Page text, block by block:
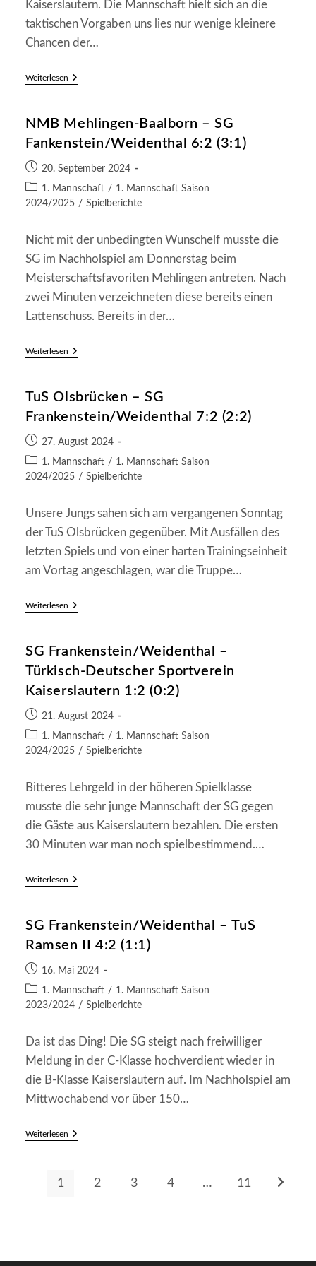
Kaiserslautern. Die Mannschaft hielt sich an die
taktischen Vorgaben uns lies nur wenige kleinere
Chancen der…
WeiterlesenTSG
SG
NMB Mehlingen-Baalborn – SG
Fankenstein/Weidenthal 6:2 (3:1)
Beitrag
veröffentlicht:
20. September 2024
Beitrags-
Kategorie:
1. Mannschaft / 1. Mannschaft Saison
2024/2025 / Spielberichte
Nicht mit der unbedingten Wunschelf musste die
SG im Nachholspiel am Donnerstag beim
Meisterschaftsfavoriten Mehlingen antreten. Nach
zwei Minuten verzeichneten diese bereits einen
Lattenschuss. Bereits in der…
WeiterlesenNMB
SG
6:2
TuS Olsbrücken – SG
Frankenstein/Weidenthal 7:2 (2:2)
Beitrag
veröffentlicht:
27. August 2024
Beitrags-
Kategorie:
1. Mannschaft / 1. Mannschaft Saison
2024/2025 / Spielberichte
Unsere Jungs sahen sich am vergangenen Sonntag
der TuS Olsbrücken gegenüber. Mit Ausfällen des
letzten Spiels und von einer harten Trainingseinheit
am Vortag angeschlagen, war die Truppe…
WeiterlesenTuS
Frankenstein/Weidenthal
(2:2)
SG Frankenstein/Weidenthal –
Türkisch-Deutscher Sportverein
Kaiserslautern 1:2 (0:2)
Beitrag
veröffentlicht:
21. August 2024
Beitrags-
Kategorie:
1. Mannschaft / 1. Mannschaft Saison
2024/2025 / Spielberichte
Bitteres Lehrgeld in der höheren Spielklasse
musste die sehr junge Mannschaft der SG gegen
die Gäste aus Kaiserslautern bezahlen. Die ersten
30 Minuten war man noch spielbestimmend.…
WeiterlesenSG
Deutscher
Kaiserslautern
(0:2)
SG Frankenstein/Weidenthal – TuS
Ramsen II 4:2 (1:1)
Beitrag
veröffentlicht:
16. Mai 2024
Beitrags-
Kategorie:
1. Mannschaft / 1. Mannschaft Saison
2023/2024 / Spielberichte
Da ist das Ding! Die SG steigt nach freiwilliger
Meldung in der C-Klasse hochverdient wieder in
die B-Klasse Kaiserslautern auf. Im Nachholspiel am
Mittwochabend vor über 150…
WeiterlesenSG
Ramsen
1 2 3 4 … 11 Zur